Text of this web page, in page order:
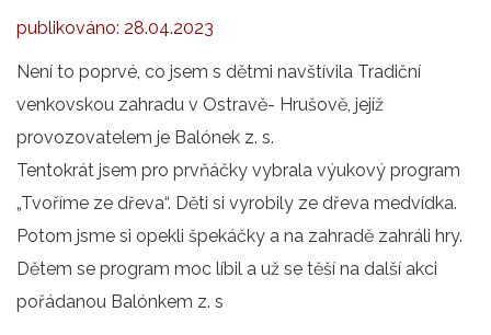
publikováno: 28.04.2023
Není to poprvé, co jsem s dětmi navštívila Tradiční
venkovskou zahradu v Ostravě- Hrušově, jejíž
provozovatelem je Balónek z. s.
Tentokrát jsem pro prvňáčky vybrala výukový program
„Tvoříme ze dřeva“. Děti si vyrobily ze dřeva medvídka.
Potom jsme si opekli špekáčky a na zahradě zahráli hry.
Dětem se program moc líbil a už se těší na další akci
pořádanou Balónkem z. s